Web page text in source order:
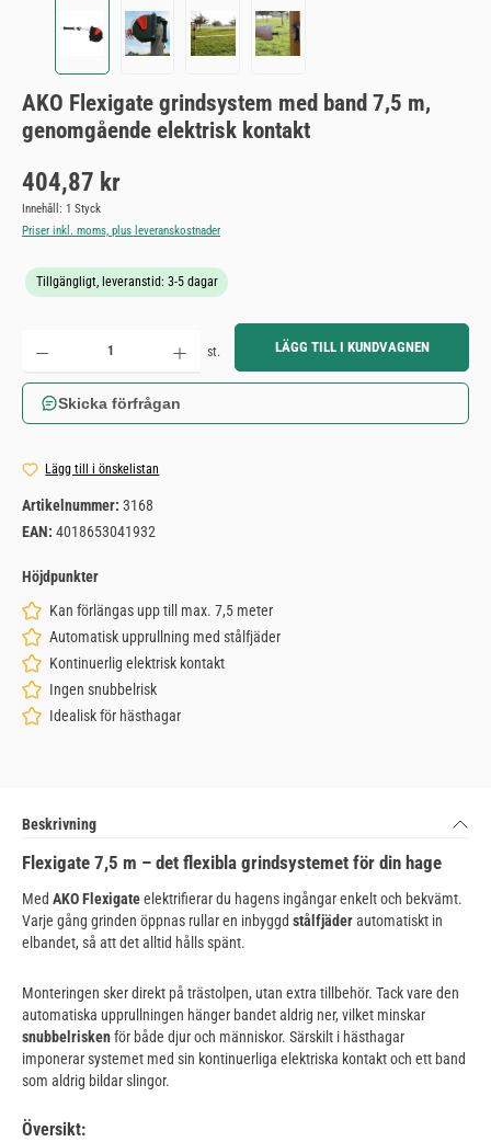
AKO Flexigate grindsystem med band 7,5 m,
genomgående elektrisk kontakt
Ordinarie pris:
404,87 kr
Innehåll: 1 Styck
Priser inkl. moms, plus leveranskostnader
Tillgängligt, leveranstid: 3-5 dagar
Produktkvantitet: Ange önskat belopp eller använd knapparna för att öka eller minska kvantiteten.
st. LÄGG TILL I KUNDVAGNEN
Skicka förfrågan
Lägg till i önskelistan
Artikelnummer: 3168
EAN: 4018653041932
Höjdpunkter
Kan förlängas upp till max. 7,5 meter
Automatisk upprullning med stålfjäder
Kontinuerlig elektrisk kontakt
Ingen snubbelrisk
Idealisk för hästhagar
Beskrivning
Flexigate 7,5 m – det flexibla grindsystemet för din hage
Med AKO Flexigateelektrifierar du hagens ingångar enkelt och bekvämt.
Varje gång grinden öppnas rullar en inbyggd stålfjäderautomatiskt in
elbandet, så att det alltid hålls spänt.
Monteringen sker direkt på trästolpen, utan extra tillbehör. Tack vare den
automatiska upprullningen hänger bandet aldrig ner, vilket minskar
snubbelriskenför både djur och människor. Särskilt i hästhagar
imponerar systemet med sin kontinuerliga elektriska kontakt och ett band
som aldrig bildar slingor.
Översikt: